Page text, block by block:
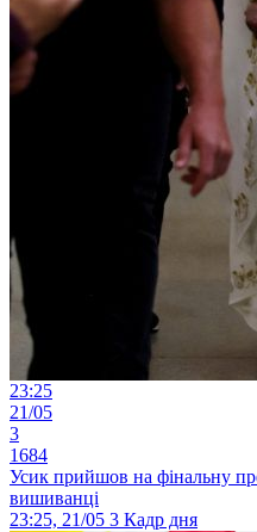
23:25
21/05
3
1684
Усик прийшов на фінальну
вишиванці
23:25, 21/05 3 Кадр дня